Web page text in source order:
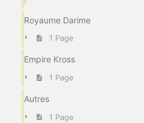
Royaume Darime
1 Page
Empire Kross
1 Page
Autres
1 Page